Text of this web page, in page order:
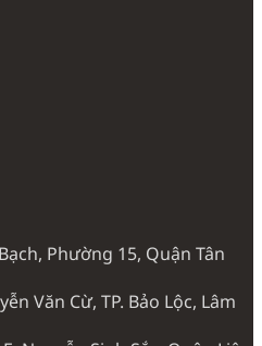
Phường 15, Quận Tân
Văn Cừ, TP. Bảo Lộc, Lâm